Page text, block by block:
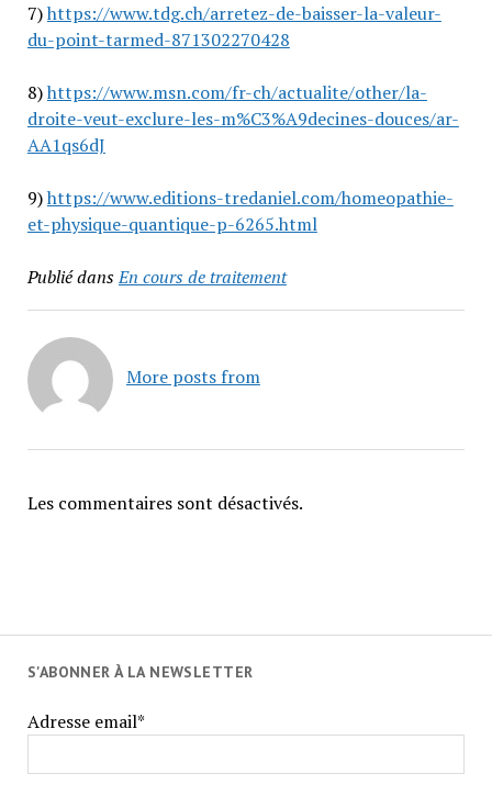
7)https://www.tdg.ch/arretez-de-baisser-la-valeur-
du-point-tarmed-871302270428
8)https://www.msn.com/fr-ch/actualite/other/la-
droite-veut-exclure-les-m%C3%A9decines-douces/ar-
AA1qs6dJ
9)https://www.editions-tredaniel.com/homeopathie-
et-physique-quantique-p-6265.html
Publié dansEn cours de traitement
More posts from
Les commentaires sont désactivés.
S'ABONNER À LA NEWSLETTER
Adresse email*